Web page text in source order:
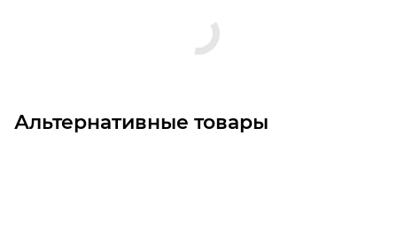
Альтернативные товары